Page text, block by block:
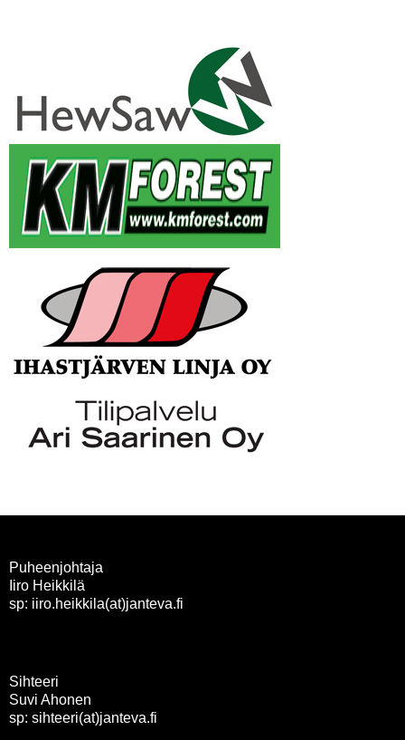
Puheenjohtaja
Iiro Heikkilä
sp: iiro.heikkila(at)janteva.fi
Sihteeri
Suvi Ahonen
sp: sihteeri(at)janteva.fi